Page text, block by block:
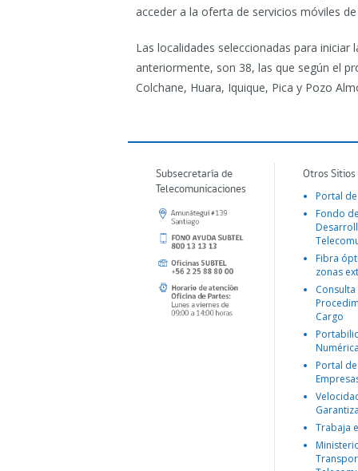
acceder a la oferta de servicios móviles
Las localidades seleccionadas para
anteriormente, son 38, las que según el
Colchane, Huara, Iquique, Pica y Pozo
Subsecretaría de
Telecomunicaciones
Otros
Portal
Fondo
Fibra
zonas
Consulta
Cargo
Portal
Trabaja